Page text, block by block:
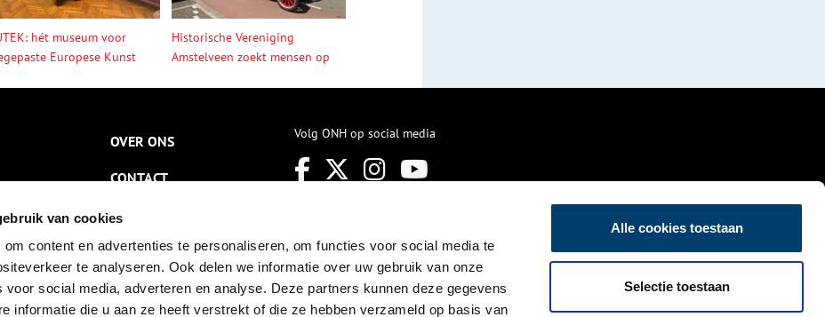
van cookies
content en advertenties te personaliseren, om functies voor social media te
te analyseren. Ook delen we informatie over uw gebruik van onze
voor social media, adverteren en analyse. Deze partners kunnen deze gegevens
informatie die u aan ze heeft verstrekt of die ze hebben verzameld op basis van
Alle cookies toestaan
Selectie toestaan
hét museum voor
Europese Kunst
Historische Vereniging
Amstelveen zoekt mensen op
OVER ONS
CONTACT
NIEUWSBRIEF
DISCLAIMER
PRIVACY
Volg ONH op social media